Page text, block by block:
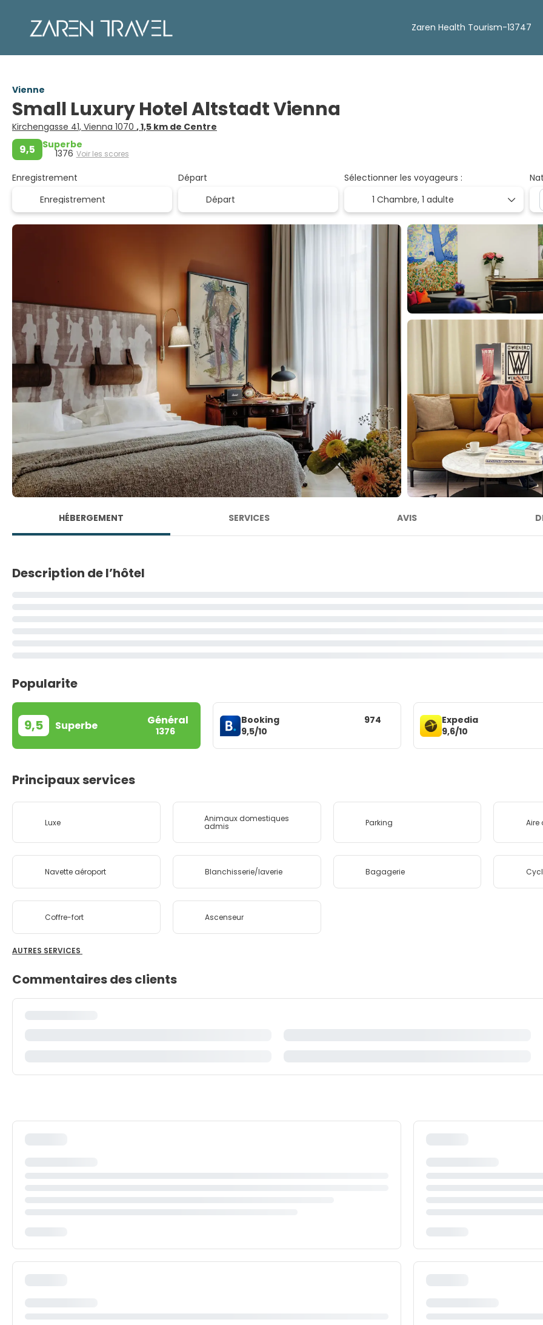
Zaren Health Tourism-13747
Vienne
Small Luxury Hotel Altstadt Vienna
Kirchengasse 41, Vienna 1070 , 1,5 km de Centre
9,5 Superbe
1376 Voir les scores
Enregistrement Départ
Sélectionner les voyageurs :
1 Chambre, 1 adulte
HÉBERGEMENT SERVICES AVIS
Description de l’hôtel
Popularite
9,5 Superbe Général
1376
Booking
9,5/10
974
Expedia
9,6/10
Principaux services
Luxe Animaux domestiques
admis Parking Aire
Navette aéroport Blanchisserie/laverie Bagagerie
Coffre-fort Ascenseur
AUTRES SERVICES
Commentaires des clients